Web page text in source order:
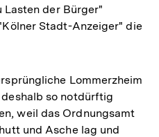
Lasten der Bürger"
Stadt-Anzeiger" die
Lommerzheim
so notdürftig
weil das Ordnungsamt
und Asche lag und